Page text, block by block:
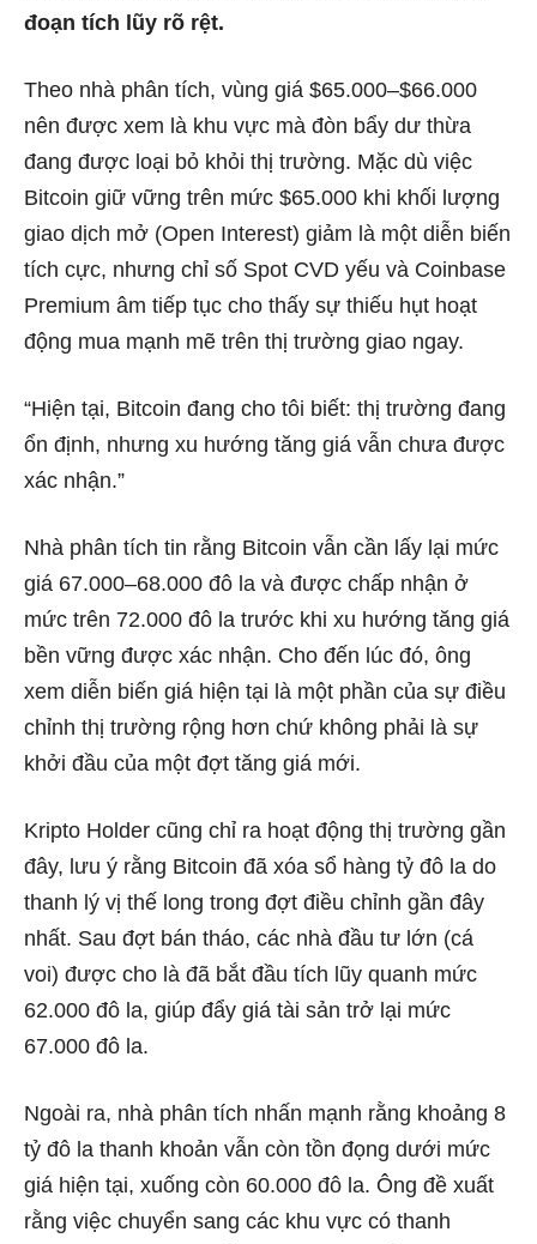
đoạn tích lũy rõ rệt.
Theo nhà phân tích, vùng giá $65.000–$66.000
nên được xem là khu vực mà đòn bẩy dư thừa
đang được loại bỏ khỏi thị trường. Mặc dù việc
Bitcoin giữ vững trên mức $65.000 khi khối lượng
giao dịch mở (Open Interest) giảm là một diễn biến
tích cực, nhưng chỉ số Spot CVD yếu và Coinbase
Premium âm tiếp tục cho thấy sự thiếu hụt hoạt
động mua mạnh mẽ trên thị trường giao ngay.
“Hiện tại, Bitcoin đang cho tôi biết: thị trường đang
ổn định, nhưng xu hướng tăng giá vẫn chưa được
xác nhận.”
Nhà phân tích tin rằng Bitcoin vẫn cần lấy lại mức
giá 67.000–68.000 đô la và được chấp nhận ở
mức trên 72.000 đô la trước khi xu hướng tăng giá
bền vững được xác nhận. Cho đến lúc đó, ông
xem diễn biến giá hiện tại là một phần của sự điều
chỉnh thị trường rộng hơn chứ không phải là sự
khởi đầu của một đợt tăng giá mới.
Kripto Holder cũng chỉ ra hoạt động thị trường gần
đây, lưu ý rằng Bitcoin đã xóa sổ hàng tỷ đô la do
thanh lý vị thế long trong đợt điều chỉnh gần đây
nhất. Sau đợt bán tháo, các nhà đầu tư lớn (cá
voi) được cho là đã bắt đầu tích lũy quanh mức
62.000 đô la, giúp đẩy giá tài sản trở lại mức
67.000 đô la.
Ngoài ra, nhà phân tích nhấn mạnh rằng khoảng 8
tỷ đô la thanh khoản vẫn còn tồn đọng dưới mức
giá hiện tại, xuống còn 60.000 đô la. Ông đề xuất
rằng việc chuyển sang các khu vực có thanh